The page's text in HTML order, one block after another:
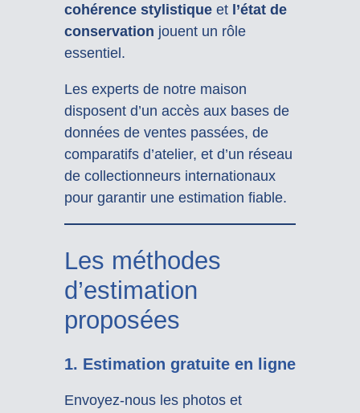
cohérence stylistiqueet l’état de
conservation jouent un rôle
essentiel.
Les experts de notre maison
disposent d’un accès aux bases de
données de ventes passées, de
comparatifs d’atelier, et d’un réseau
de collectionneurs internationaux
pour garantir une estimation fiable.
Les méthodes
d’estimation
proposées
1. Estimation gratuite en ligne
Envoyez-nous les photos et